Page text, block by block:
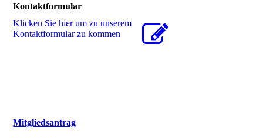
Kontaktformular
Klicken Sie hier um zu unserem
Kon­takt­for­mu­lar zu kommen
Mitgliedsantrag